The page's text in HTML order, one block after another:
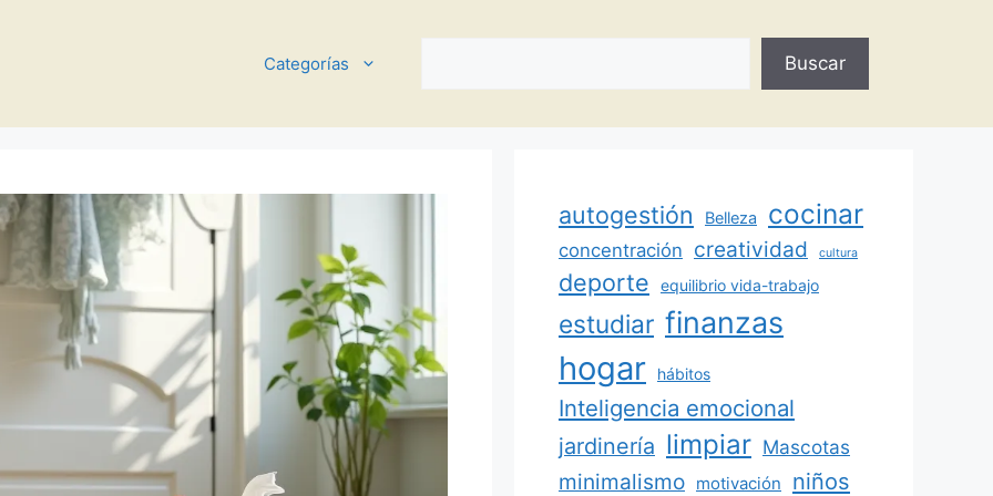
Categorías Buscar
autogestión Belleza cocinar
concentración creatividad cultura
deporte equilibrio vida-trabajo
estudiar finanzas
hogar hábitos
Inteligencia emocional
jardinería limpiar Mascotas
minimalismo motivación niños